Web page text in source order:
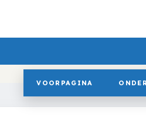
VOORPAGINA